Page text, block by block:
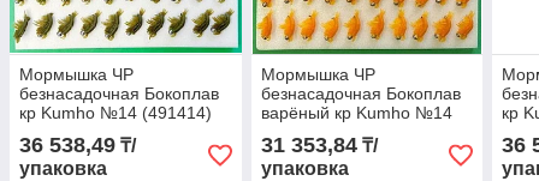
Мормышка ЧР
безнасадочная Бокоплав
кр Kumho №14 (491414)
36 538,49 ₸/
упаковка
Мормышка ЧР
безнасадочная Бокоплав
варёный кр Kumho №14
(491514) уп.50шт
31 353,84₸/
упаковка
кр
36